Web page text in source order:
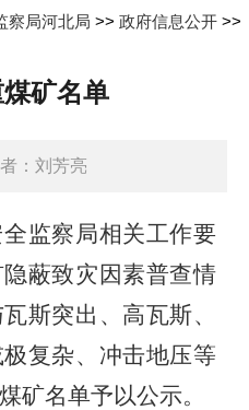
察局河北局 >> 政府信息公开 >>
矿名单
：刘芳亮
监察局相关工作要
蔽致灾因素普查情
斯突出、高瓦斯、
复杂、冲击地压等
矿名单予以公示。